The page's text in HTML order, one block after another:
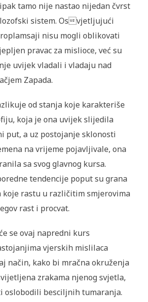
tamo nije nastao nijedan čvrst
sistem. Osvjetljujući
nisu mogli oblikovati
pravac za mislioce, već su
uvijek vladali i vladaju nad
Zapada.
od stanja koje karakteriše
koja je ona uvijek slijedila
put, a uz postojanje sklonosti
na vrijeme pojavljivale, ona
sa svog glavnog kursa.
tendencije poput su grana
rastu u različitim smjerovima
rast i procvat.
se ovaj napredni kurs
vjerskih mislilaca
način, kako bi mračna okruženja
zrakama njenog svjetla,
oslobodili besciljnih tumaranja.